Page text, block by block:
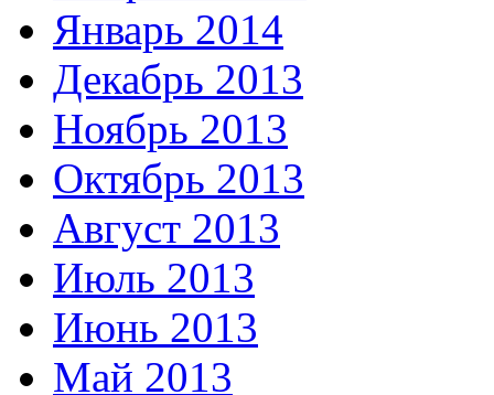
Январь 2014
Декабрь 2013
Ноябрь 2013
Октябрь 2013
Август 2013
Июль 2013
Июнь 2013
Май 2013